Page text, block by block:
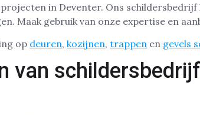
in Deventer. Ons schildersbedrijf
Maak gebruik van onze expertise en
op deuren, kozijnen, trappen en gevels
van schildersbedrijf